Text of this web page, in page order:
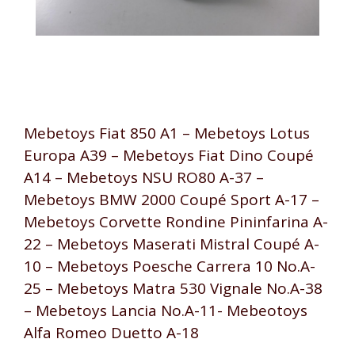
Mebetoys Fiat 850 A1 – Mebetoys Lotus
Europa A39 – Mebetoys Fiat Dino Coupé
A14 – Mebetoys NSU RO80 A-37 –
Mebetoys BMW 2000 Coupé Sport A-17 –
Mebetoys Corvette Rondine Pininfarina A-
22 – Mebetoys Maserati Mistral Coupé A-
10 – Mebetoys Poesche Carrera 10 No.A-
25 – Mebetoys Matra 530 Vignale No.A-38
– Mebetoys Lancia No.A-11- Mebeotoys
Alfa Romeo Duetto A-18